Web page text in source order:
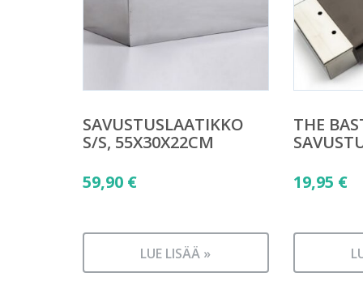
SAVUSTUSLAATIKKO
S/S, 55X30X22CM
59,90 €
LUE LISÄÄ »
THE
19,95 €